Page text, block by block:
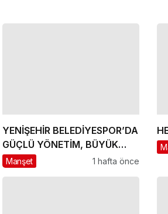
YENİŞEHİR BELEDİYESPOR’DA
GÜÇLÜ YÖNETİM, BÜYÜK
HEDEFLER
Manşet 1 hafta önce